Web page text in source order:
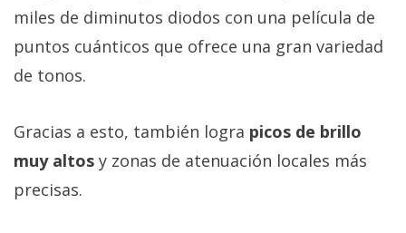
miles de diminutos diodos con una película de
puntos cuánticos que ofrece una gran variedad
de tonos.
Gracias a esto, también logra picos de brillo
muy altos y zonas de atenuación locales más
precisas.